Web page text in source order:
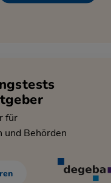
für
und Behörden